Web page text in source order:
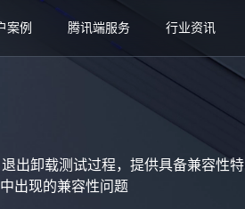
案例 腾讯端服务 行业资讯
出卸载测试过程，提供具备兼容性特
出现的兼容性问题